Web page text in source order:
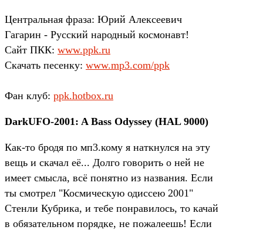
Центральная фраза: Юрий Алексеевич
Гагарин - Русский народный космонавт!
Сайт ПКК: www.ppk.ru
Скачать песенку: www.mp3.com/ppk
Фан клуб: ppk.hotbox.ru
DarkUFO-2001: A Bass Odyssey (HAL 9000)
Как-то бродя по мп3.кому я наткнулся на эту
вещь и скачал её... Долго говорить о ней не
имеет смысла, всё понятно из названия. Если
ты смотрел "Космическую одиссею 2001"
Стенли Кубрика, и тебе понравилось, то качай
в обязательном порядке, не пожалеешь! Если